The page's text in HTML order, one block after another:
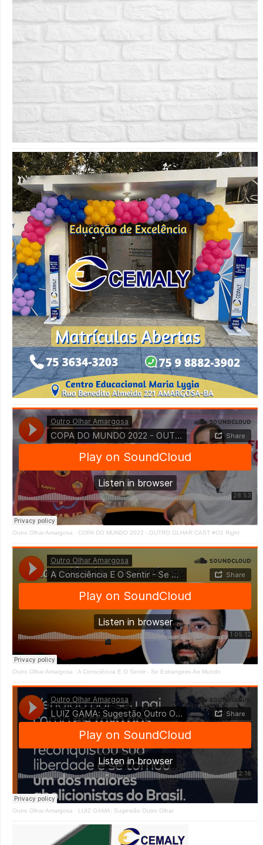
Outro Olhar Amargosa · COPA DO MUNDO 2022 - OUTRO OLHAR CAST #O1 Right
Outro Olhar Amargosa · A Consciência E O Sentir - Se Estrangeiro Ao Mundo
Outro Olhar Amargosa · LUIZ GAMA: Sugestão Outro Olhar